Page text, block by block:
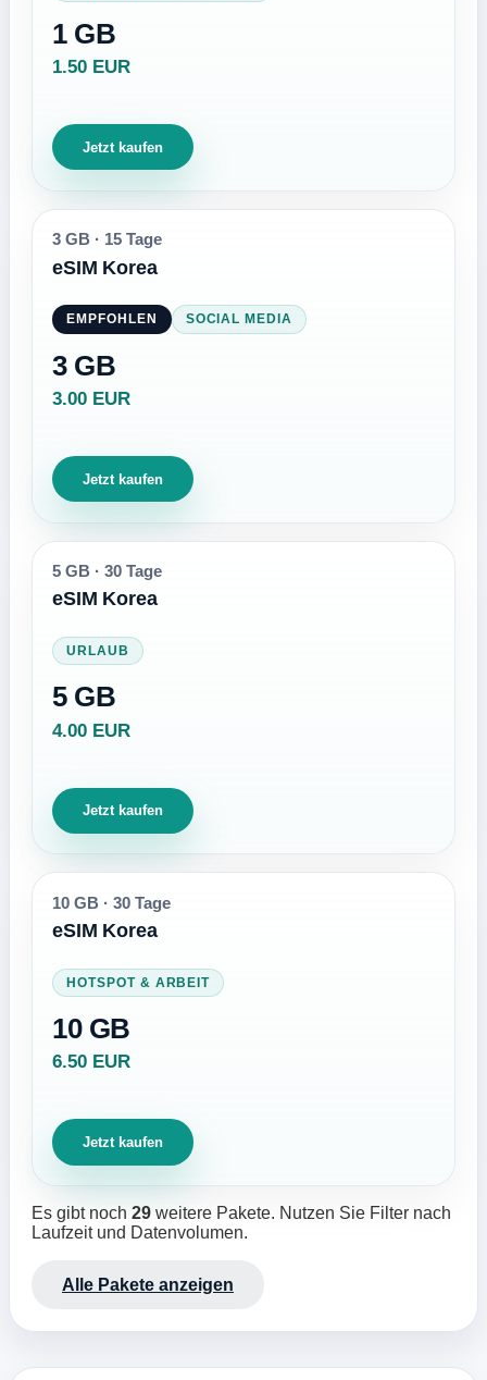
1 GB
1.50 EUR
Jetzt kaufen
3 GB · 15 Tage
eSIM Korea
EMPFOHLEN SOCIAL MEDIA
3 GB
3.00 EUR
Jetzt kaufen
5 GB · 30 Tage
eSIM Korea
URLAUB
5 GB
4.00 EUR
Jetzt kaufen
10 GB · 30 Tage
eSIM Korea
HOTSPOT & ARBEIT
10 GB
6.50 EUR
Jetzt kaufen
Es gibt noch 29 weitere Pakete. Nutzen Sie Filter nach
Laufzeit und Datenvolumen.
Alle Pakete anzeigen